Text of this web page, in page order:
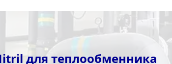
для теплообменника